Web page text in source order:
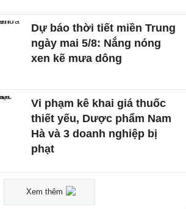
Dự báo thời tiết miền Trung
ngày mai 5/8: Nắng nóng
xen kẽ mưa dông
Vi phạm kê khai giá thuốc
thiết yếu, Dược phẩm Nam
Hà và 3 doanh nghiệp bị
phạt
Xem thêm